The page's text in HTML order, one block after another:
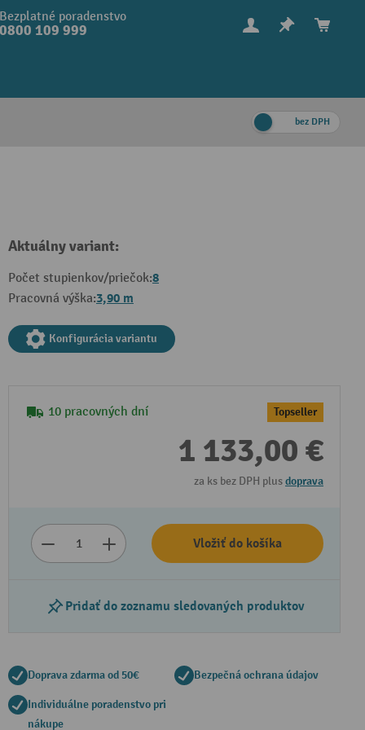
poradenstvo
109 999
bez DPH
Prehrať video
Aktuálny variant:
Počet stupienkov/priečok:8
Pracovná výška:3,90 m
Konfigurácia variantu
10 pracovných dní Topseller
1 133,00 €
za ks bez DPH plusdoprava
Vložiť do košíka
Pridať do zoznamu sledovaných produktov
Doprava zdarma od 50€ Bezpečná ochrana údajov
Individuálne poradenstvo pri
nákupe